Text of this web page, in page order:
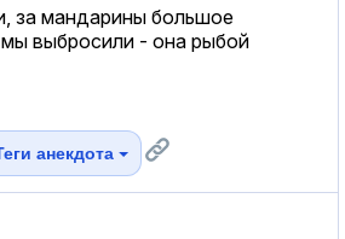
за мандарины большое
выбросили - она рыбой
анекдота